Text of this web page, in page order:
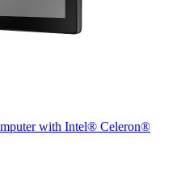
with Intel® Celeron®